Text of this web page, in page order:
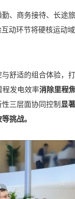
、商务接待、长途
动环节将硬核运动域
舒适的组合体验，
程发电效率消除里程
三层面协同控制显
挑战。